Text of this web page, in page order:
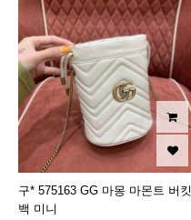
구* 575163 GG 마몽 마몬트 버킷
백 미니